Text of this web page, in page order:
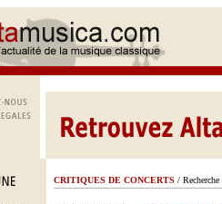
CRITIQUES DE CONCERTS / Recherche